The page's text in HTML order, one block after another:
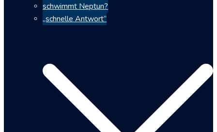
schwimmt Neptun?
„schnelle Antwort“